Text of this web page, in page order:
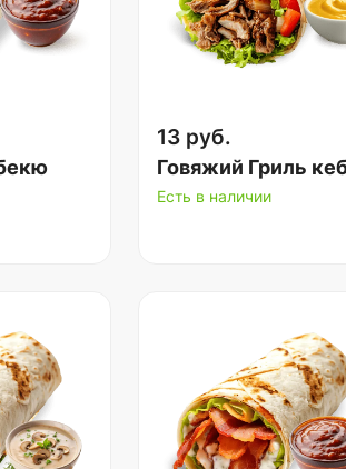
13 руб.
Говяжий Гриль
Есть в наличии